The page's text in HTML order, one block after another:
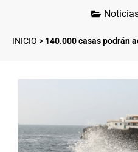
INICIO > 140.000 casas podrán